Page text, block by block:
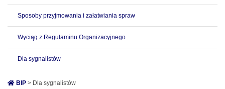
Sposoby przyjmowania i załatwiania spraw
Wyciąg z Regulaminu Organizacyjnego
Dla sygnalistów
BIP > Dla sygnalistów